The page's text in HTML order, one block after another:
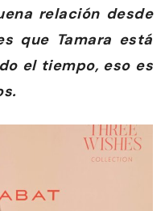
relación desde
que Tamara está
el tiempo, eso es